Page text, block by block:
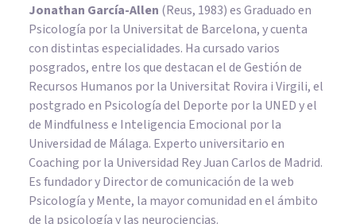
Jonathan García-Allen (Reus, 1983) es Graduado en
Psicología por la Universitat de Barcelona, y cuenta
con distintas especialidades. Ha cursado varios
posgrados, entre los que destacan el de Gestión de
Recursos Humanos por la Universitat Rovira i Virgili, el
postgrado en Psicología del Deporte por la UNED y el
de Mindfulness e Inteligencia Emocional por la
Universidad de Málaga. Experto universitario en
Coaching por la Universidad Rey Juan Carlos de Madrid.
Es fundador y Director de comunicación de la web
Psicología y Mente, la mayor comunidad en el ámbito
de la psicología y las neurociencias.